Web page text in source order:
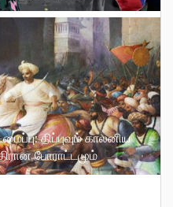
திப்புவும் காலனிய
போராட்டமும்